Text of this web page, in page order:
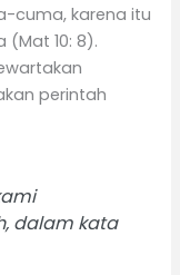
cuma, karena itu
10: 8).
perintah
dalam kata